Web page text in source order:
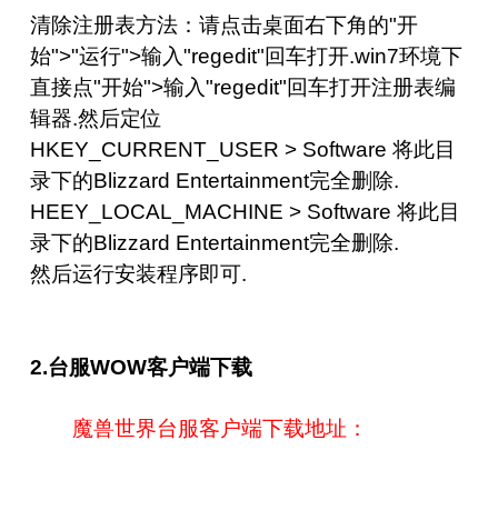
清除注册表方法：请点击桌面右下角的"开
始">"运行">输入"regedit"回车打开.win7环境下
直接点"开始">输入"regedit"回车打开注册表编
辑器.然后定位
HKEY_CURRENT_USER > Software 将此目
录下的Blizzard Entertainment完全删除.
HEEY_LOCAL_MACHINE > Software 将此目
录下的Blizzard Entertainment完全删除.
然后运行安装程序即可.
2.台服WOW客户端下载
魔兽世界台服客户端下载地址：